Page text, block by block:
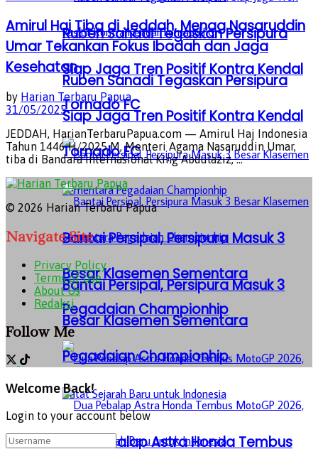
Ruben Sanadi Tegaskan Persipura
Siap Jaga Tren Positif Kontra Kendal
Tornado FC
Bantai Persipal, Persipura Masuk 3
Besar Klasemen Sementara
Pegadaian Championhip
Dua Pebalap Astra Honda Tembus
Ruben Sanadi Tegaskan Persipura
Siap Jaga Tren Positif Kontra Kendal
Tornado FC
Bantai Persipal, Persipura Masuk 3
Besar Klasemen Sementara
Pegadaian Championhip
Amirul Haj Tiba di Jeddah, Menag Nasaruddin
Umar Tekankan Fokus Ibadah dan Jaga
Kesehatan
by Harian Terbaru Papua
31/05/2025
JEDDAH, HarianTerbaruPapua.com — Amirul Haj Indonesia
Tahun 1446 H/2025 M, Menteri Agama Nasaruddin Umar,
tiba di Bandara Internasional King Abdulaziz, ...
© 2026 Harian Terbaru Papua
Navigate Site
Privacy Policy
Terms of Use
About Us
Redaksi
Follow Me
Welcome Back!
Login to your account below